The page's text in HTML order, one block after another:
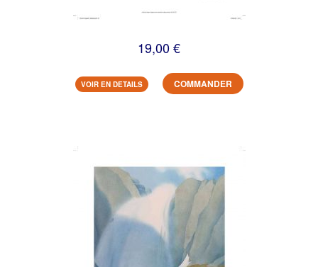
19,00 €
VOIR EN DETAILS COMMANDER